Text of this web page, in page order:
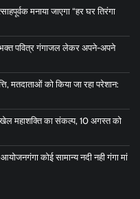
मनाया जाएगा “हर घर तिरंगा
पवित्र गंगाजल लेकर अपने-अपने
मतदाताओं को किया जा रहा परेशान:
महाशक्ति का संकल्प, 10 अगस्त को
कोई सामान्य नदी नही गंगा मां